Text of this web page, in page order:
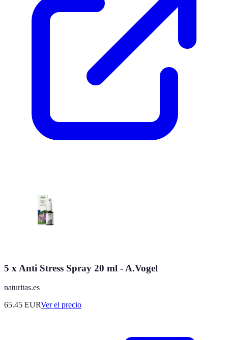
5 x Anti Stress Spray 20 ml - A.Vogel
naturitas.es
65.45 EURVer el precio